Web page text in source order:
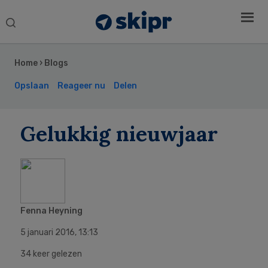
Search
Home › Blogs
Opslaan Reageer nu Delen
Gelukkig nieuwjaar
Fenna Heyning
5 januari 2016, 13:13
34 keer gelezen
Sidebar